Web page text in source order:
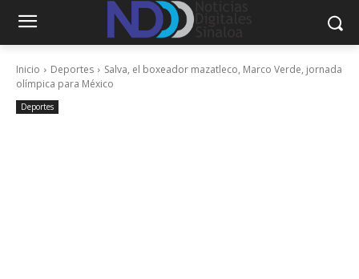
Inicio Deportes
Salva, el boxeador mazatleco, Marco Verde, jornada
olímpica para México
Deportes